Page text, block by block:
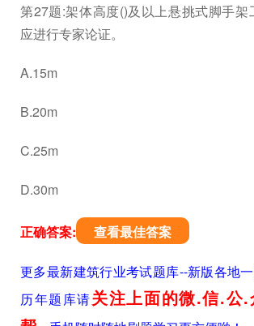
第27题:架体高度()及以上悬挑式脚手架
应进行专家论证。
A.15m
B.20m
C.25m
D.30m
正确答案: 查看最佳答案
更多最新建筑行业考试题库--新版各地
历年题库请关注上面的微.信.公